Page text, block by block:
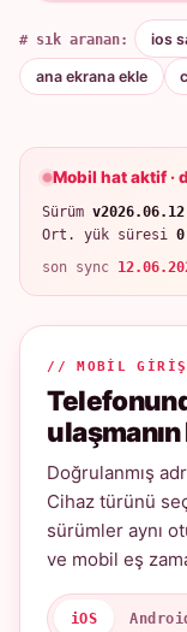
# sık aranan: ios
ana ekrana ekle
Mobil hat aktif ·
Sürüm v2026.06.12
Ort. yük süresi
son sync
// MOBIL
ulaşmanın
Doğrulanmış
Cihaz türünü
sürümler aynı
ve mobil eş
iOS